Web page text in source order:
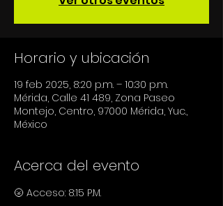
Horario y ubicación
19 feb 2025, 8:20 p.m. – 10:30 p.m.
Mérida, Calle 41 489, Zona Paseo
Montejo, Centro, 97000 Mérida, Yuc.,
México
Acerca del evento
🌝 Acceso: 8:15 P.M.